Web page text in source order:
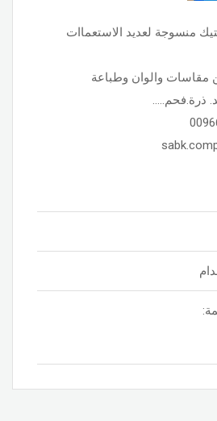
منسوجة لعديد الاستعماات
والوان وطباعة
ذرة.فحم…..